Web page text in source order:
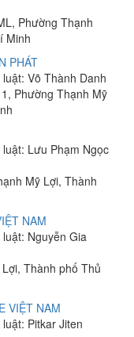
Phường Thạnh
Minh
PHÁT
Võ Thành Danh
Phường Thạnh Mỹ
Lưu Phạm Ngọc
Mỹ Lợi, Thành
NAM
Nguyễn Gia
Thành phố Thủ
VIỆT NAM
Pitkar Jiten